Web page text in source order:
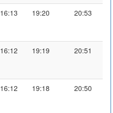
16:13 19:20 20:53
16:12 19:19 20:51
16:12 19:18 20:50